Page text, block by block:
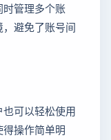
管理多个账
避免了账号间
可以轻松使用
操作简单明